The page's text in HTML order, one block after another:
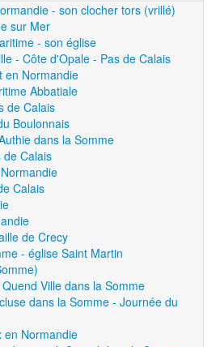
- son clocher tors (vrillé)
sur Mer
- son église
- Côte d'Opale - Pas de Calais
en Normandie
Abbatiale
de Calais
Boulonnais
dans la Somme
de Calais
Calais
de Crecy
- église Saint Martin
Ville dans la Somme
dans la Somme - Journée du
en Normandie